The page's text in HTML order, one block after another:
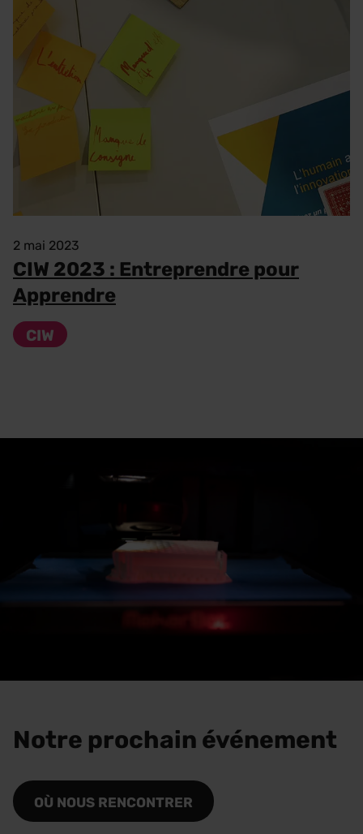
2 mai 2023
CIW 2023 : Entreprendre pour
Apprendre
CIW
Notre prochain événement
OÙ NOUS RENCONTRER